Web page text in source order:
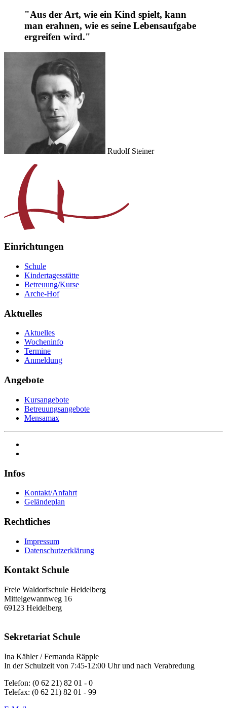
"Aus der Art, wie ein Kind spielt, kann
man erahnen, wie es seine Lebensaufgabe
ergreifen wird."
Rudolf Steiner
Einrichtungen
Schule
Kindertagesstätte
Betreuung/Kurse
Arche-Hof
Aktuelles
Aktuelles
Wocheninfo
Termine
Anmeldung
Angebote
Kursangebote
Betreuungsangebote
Mensamax
Infos
Kontakt/Anfahrt
Geländeplan
Rechtliches
Impressum
Datenschutzerklärung
Kontakt Schule
Freie Waldorfschule Heidelberg
Mittelgewannweg 16
69123 Heidelberg
Sekretariat Schule
Ina Kähler / Fernanda Räpple
In der Schulzeit von 7:45-12:00 Uhr und nach Verabredung
Telefon: (0 62 21) 82 01 - 0
Telefax: (0 62 21) 82 01 - 99